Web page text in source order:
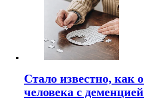
Стало известно, как
человека с